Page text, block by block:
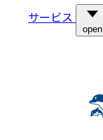
サービス
open